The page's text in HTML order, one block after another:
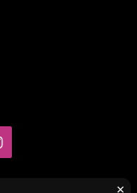
Instagram